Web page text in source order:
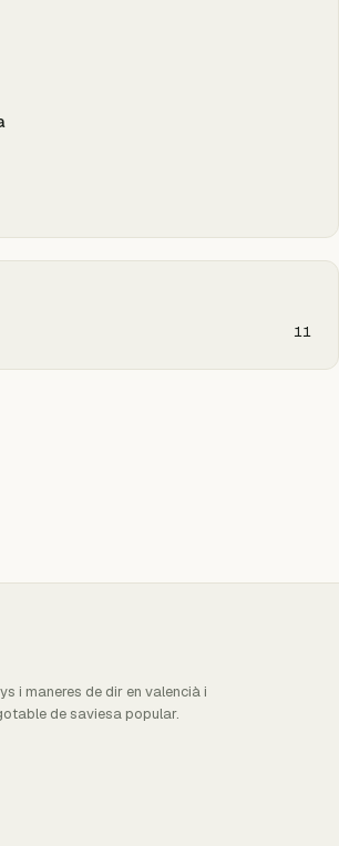
11
i maneres de dir en valencià i
de saviesa popular.